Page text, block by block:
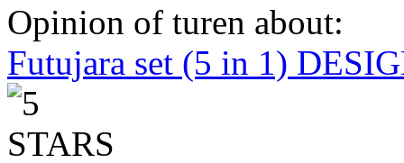
Opinion of turen about:
Futujara set (5 in 1)